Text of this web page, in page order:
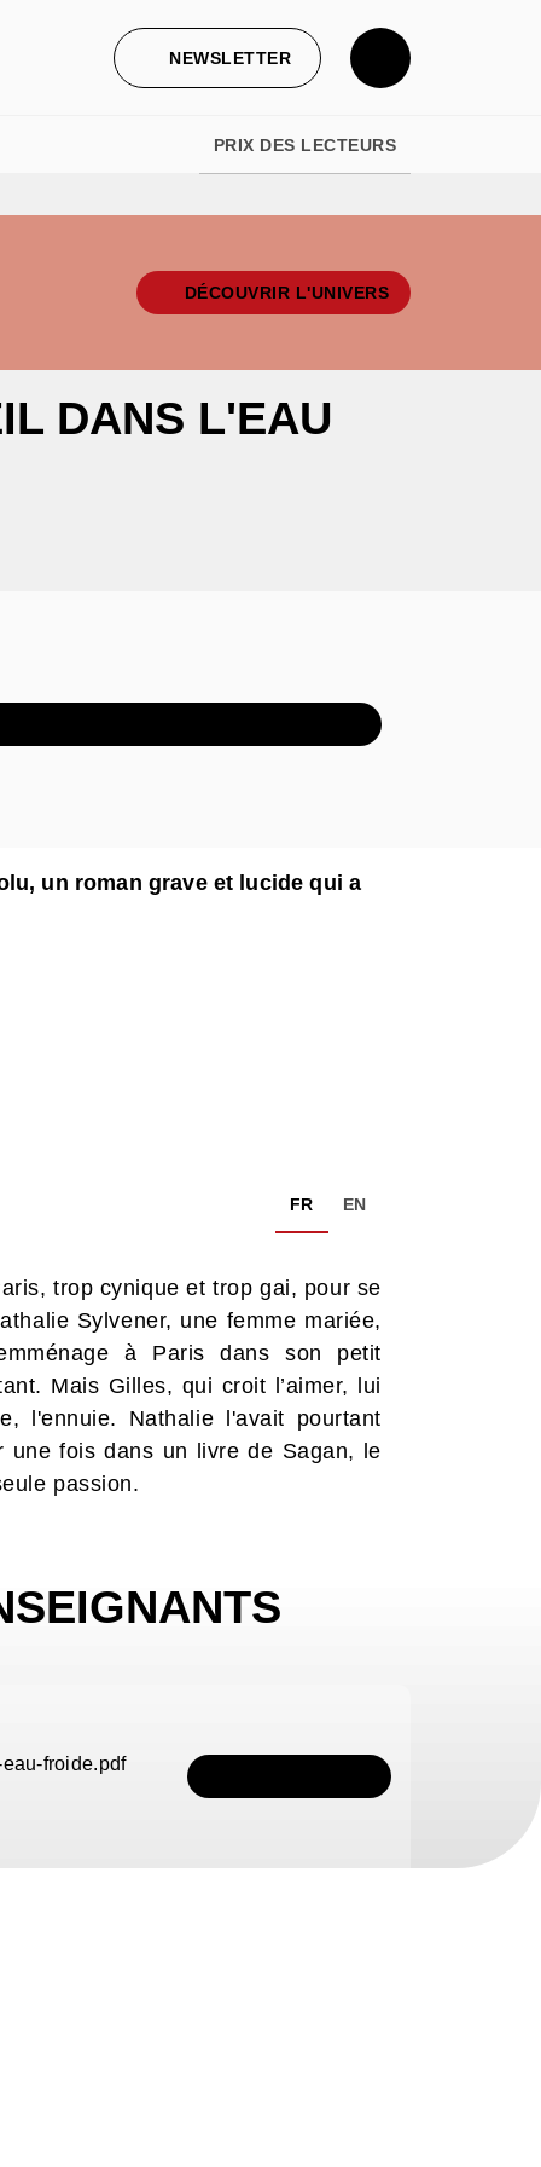
NEWSLETTER
PRIX DES LECTEURS
DÉCOUVRIR L'UNIVERS
DANS L'EAU
un roman grave et lucide qui a
FR EN
trop cynique et trop gai, pour se
Sylvener, une femme mariée,
à Paris dans son petit
Mais Gilles, qui croit l’aimer, lui
l'ennuie. Nathalie l'avait pourtant
une fois dans un livre de Sagan, le
passion.
froide.pdf